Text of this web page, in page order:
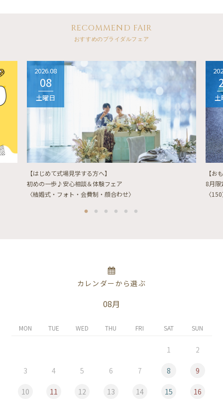
RECOMMEND FAIR
おすすめのブライダルフェア
2026.08
08
土曜日
【はじめて式場見学する方へ】
初めの一歩♪安心相談＆体験フェア
〈結婚式・フォト・会費制・顔合わせ〉
土
【お
8月限
〈
カレンダーから選ぶ
08月
MON TUE WED THU FRI SAT SUN
1 2
3 4 5 6 7 8 9
10 11 12 13 14 15 16